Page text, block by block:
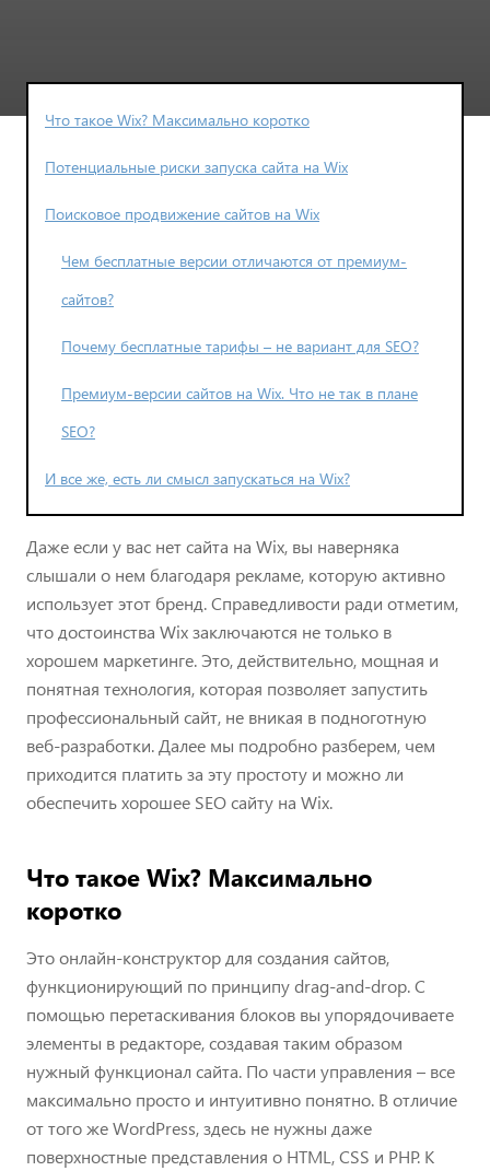
Что такое Wix? Максимально коротко
Потенциальные риски запуска сайта на Wix
Поисковое продвижение сайтов на Wix
Чем бесплатные версии отличаются от премиум-
сайтов?
Почему бесплатные тарифы – не вариант для SEO?
Премиум-версии сайтов на Wix. Что не так в плане
SEO?
И все же, есть ли смысл запускаться на Wix?
Даже если у вас нет сайта на Wix, вы наверняка
слышали о нем благодаря рекламе, которую активно
использует этот бренд. Справедливости ради отметим,
что достоинства Wix заключаются не только в
хорошем маркетинге. Это, действительно, мощная и
понятная технология, которая позволяет запустить
профессиональный сайт, не вникая в подноготную
веб-разработки. Далее мы подробно разберем, чем
приходится платить за эту простоту и можно ли
обеспечить хорошее SEO сайту на Wix.
Что такое Wix? Максимально
коротко
Это онлайн-конструктор для создания сайтов,
функционирующий по принципу drag-and-drop. С
помощью перетаскивания блоков вы упорядочиваете
элементы в редакторе, создавая таким образом
нужный функционал сайта. По части управления – все
максимально просто и интуитивно понятно. В отличие
от того же WordPress, здесь не нужны даже
поверхностные представления о HTML, CSS и PHP. К